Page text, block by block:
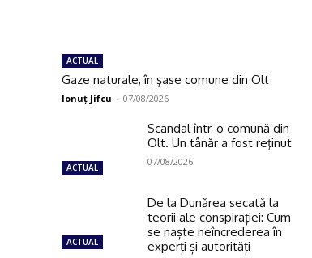
ACTUAL
Gaze naturale, în şase comune din Olt
Ionuţ Jifcu - 07/08/2026
ACTUAL
Scandal într-o comună din
Olt. Un tânăr a fost reţinut
07/08/2026
ACTUAL
De la Dunărea secată la
teorii ale conspirației: Cum
se naște neîncrederea în
experți și autorități